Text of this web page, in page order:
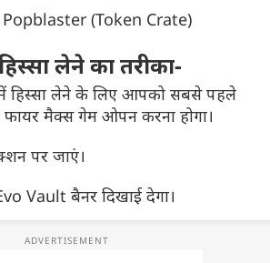
(Token Crate)
लेने का तरीका-
हिस्सा लेने के लिए आपको सबसे पहले
फायर मैक्स गेम ओपन करना होगा।
पर जाएं।
Vault बैनर दिखाई देगा।